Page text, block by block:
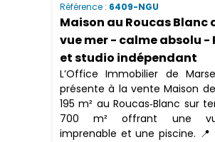
Référence : 6409-NGU
Maison au Roucas Blanc
vue mer - calme absolu -
et studio indépendant
L’Office Immobilier de
présente à la vente Maison
195 m² au Roucas‑Blanc sur
700 m² offrant une
imprenable et une piscine. 📍